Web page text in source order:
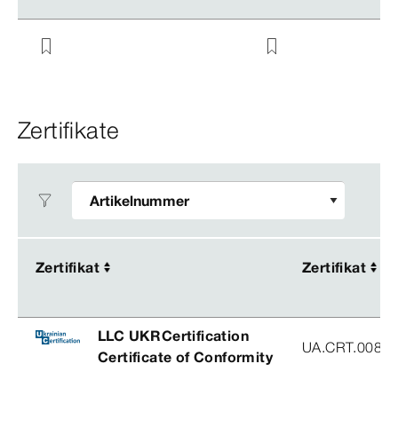
Zertifikate
Zertifikat Zertifikat
Zertifikat Zertifikat
LLC UKRCertification
Certificate of Conformity